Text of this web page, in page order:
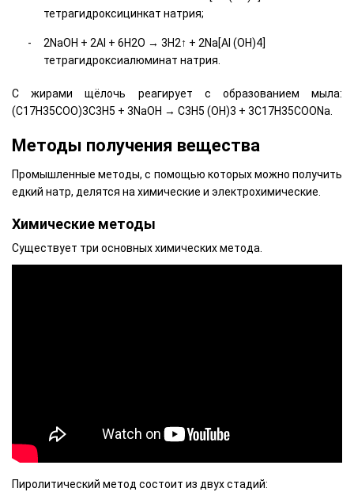
тетрагидроксицинкат натрия;
2NaOH + 2Al + 6H2O → 3H2↑ + 2Na[Al (OH)4]
тетрагидроксиалюминат натрия.
C жирами щёлочь реагирует с образованием мыла:
(C17H35COO)3C3H5 + 3NaOH → C3H5 (OH)3 + 3C17H35COONa.
Методы получения вещества
Промышленные методы, с помощью которых можно получить
едкий натр, делятся на химические и электрохимические.
Химические методы
Существует три основных химических метода.
Пиролитический метод состоит из двух стадий: